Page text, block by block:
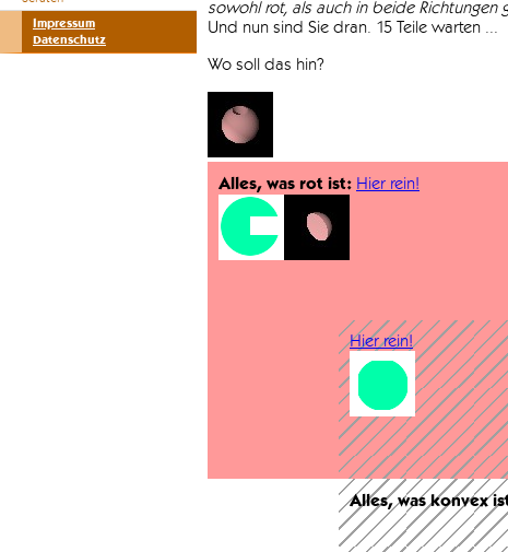
Impressum
Datenschutz
sowohl rot, als auch in beide Richtungen
Und nun sind Sie dran. 15 Teile warten ...
Wo soll das hin?
Alles, was rot ist: Hier rein!
Hier rein!
Alles, was konvex